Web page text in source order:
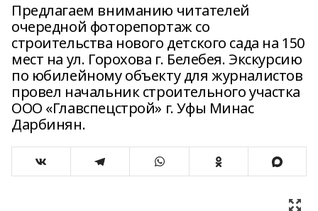
Предлагаем вниманию читателей
очередной фоторепортаж со
строительства нового детского сада на 150
мест на ул. Горохова г. Белебея. Экскурсию
по юбилейному объекту для журналистов
провел начальник строительного участка
ООО «Главспецстрой» г. Уфы Минас
Дарбинян.